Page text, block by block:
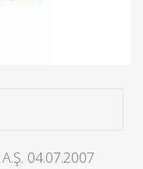
04.07.2007